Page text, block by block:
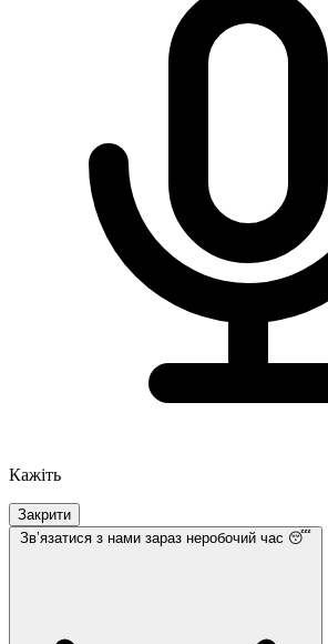
Кажіть
Закрити
Звʼязатися з нами зараз неробочий час 😴